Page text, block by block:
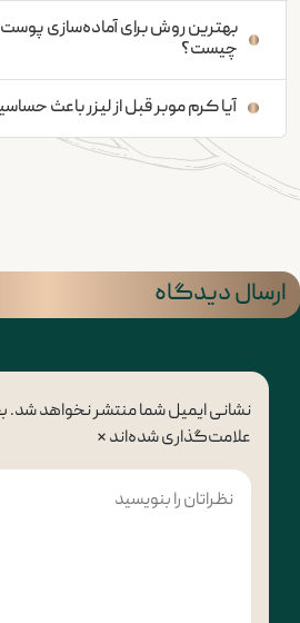
بهترین روش برای آماده‌سازی پوست
چیست؟
آیا کرم موبر قبل از لیزر باعث
ارسال دیدگاه
نشانی ایمیل شما منتشر نخواهد شد.
علامت‌گذاری شده‌اند*